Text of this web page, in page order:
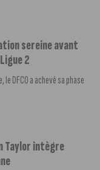
sereine avant
2
le DFCO a achevé sa phase
Taylor intègre